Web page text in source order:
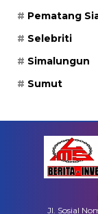
Pematang
Selebriti
Simalungun
Sumut
Jl. Sosial